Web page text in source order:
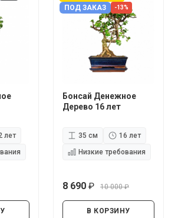
лет
ПОД ЗАКАЗ -13%
Бонсай Денежное
Дерево 16 лет
35 см
16 лет
Низкие требования
8 690
10 000
В КОРЗИНУ